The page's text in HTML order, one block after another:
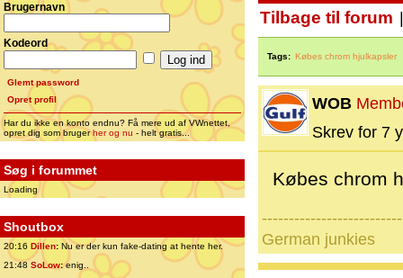
Brugernavn
Kodeord
Glemt password
Opret profil
Har du ikke en konto endnu? Få mere ud af VWnettet,
opret dig som brugerher og nu - helt gratis...
Søg i forummet
Loading
Shoutbox
20:16 Dillen: Nu er der kun fake-dating at hente her.
21:48 SoLow:enig..
Tilbage til forum
Tags: Købes chrom hjulkapsler
WOB
Skrev for 7
Købes chrom
German junkies